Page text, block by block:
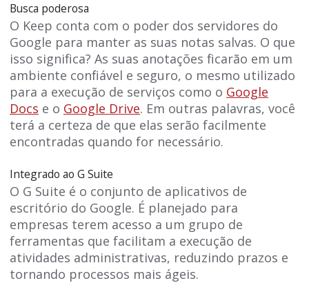
Busca poderosa
O Keep conta com o poder dos servidores do
Google para manter as suas notas salvas. O que
isso significa? As suas anotações ficarão em um
ambiente confiável e seguro, o mesmo utilizado
para a execução de serviços como o Google
Docs e o Google Drive. Em outras palavras, você
terá a certeza de que elas serão facilmente
encontradas quando for necessário.
Integrado ao G Suite
O G Suite é o conjunto de aplicativos de
escritório do Google. É planejado para
empresas terem acesso a um grupo de
ferramentas que facilitam a execução de
atividades administrativas, reduzindo prazos e
tornando processos mais ágeis.